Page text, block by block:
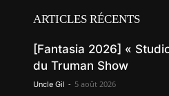
ARTICLES RÉCENTS
[Fantasia 2026] «
du Truman Show
Uncle Gil - 5 août 2026